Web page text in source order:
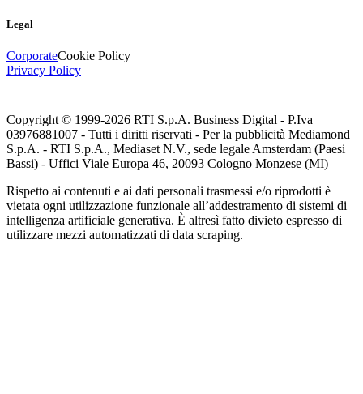
Legal
CorporateCookie Policy
Privacy Policy
Copyright © 1999-2026 RTI S.p.A. Business Digital - P.Iva
03976881007 - Tutti i diritti riservati - Per la pubblicità Mediamond
S.p.A. - RTI S.p.A., Mediaset N.V., sede legale Amsterdam (Paesi
Bassi) - Uffici Viale Europa 46, 20093 Cologno Monzese (MI)
Rispetto ai contenuti e ai dati personali trasmessi e/o riprodotti è
vietata ogni utilizzazione funzionale all’addestramento di sistemi di
intelligenza artificiale generativa. È altresì fatto divieto espresso di
utilizzare mezzi automatizzati di data scraping.